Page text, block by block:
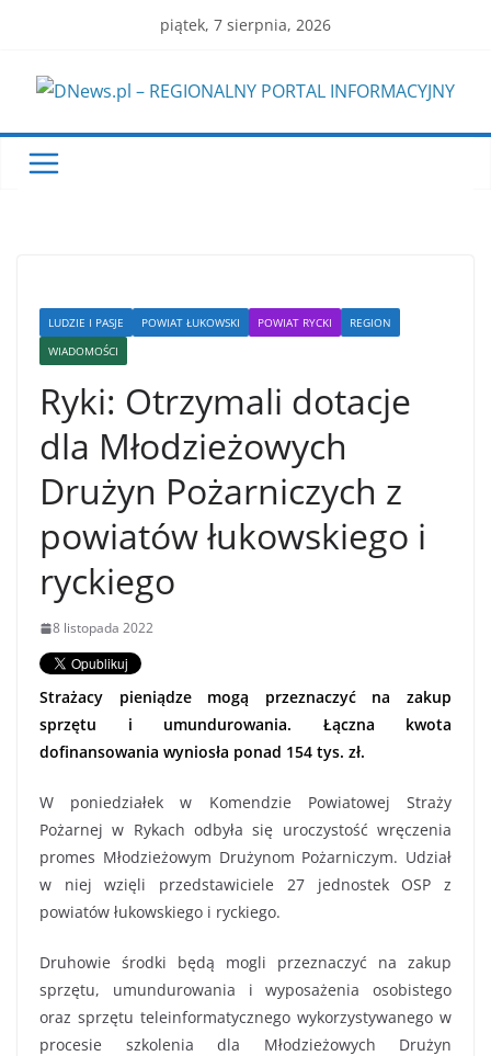
content
piątek, 7 sierpnia, 2026
LUDZIE I PASJE POWIAT ŁUKOWSKI POWIAT RYCKI
REGION
WIADOMOŚCI
Ryki: Otrzymali dotacje
dla Młodzieżowych
Drużyn Pożarniczych z
powiatów łukowskiego i
ryckiego
8 listopada 2022
Strażacy pieniądze mogą przeznaczyć na zakup
sprzętu i umundurowania. Łączna kwota
dofinansowania wyniosła ponad 154 tys. zł.
W poniedziałek w Komendzie Powiatowej Straży
Pożarnej w Rykach odbyła się uroczystość wręczenia
promes Młodzieżowym Drużynom Pożarniczym. Udział
w niej wzięli przedstawiciele 27 jednostek OSP z
powiatów łukowskiego i ryckiego.
Druhowie środki będą mogli przeznaczyć na zakup
sprzętu, umundurowania i wyposażenia osobistego
oraz sprzętu teleinformatycznego wykorzystywanego w
procesie szkolenia dla Młodzieżowych Drużyn